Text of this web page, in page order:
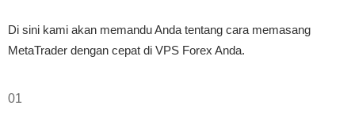
Di sini kami akan memandu Anda tentang cara memasang
MetaTrader dengan cepat di VPS Forex Anda.
01